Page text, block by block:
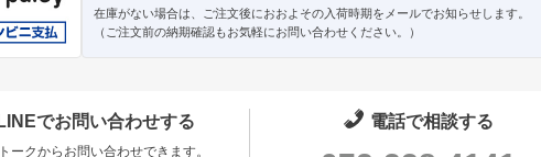
在庫がない場合は、ご注文後におおよその入荷時期をメールでお知らせします。
（ご注文前の納期確認もお気軽にお問い合わせください。）
LINEでお問い合わせする
ークからお問い合わせできます。
電話で相談する